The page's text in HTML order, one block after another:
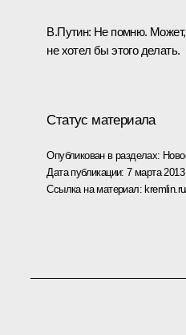
В.Путин: Не помню. Может,
не хотел бы этого делать.
Статус материала
Опубликован в разделах:
Дата публикации:7 марта
Ссылка на материал: